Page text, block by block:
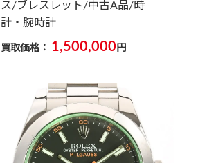
ス/ブレスレット/中古A品/時
計・腕時計
買取価格： 1,500,000 円